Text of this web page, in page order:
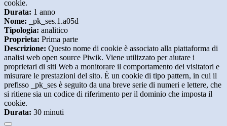
cookie.
Durata: 1 anno
Nome: _pk_ses.1.a05d
Tipologia: analitico
Proprieta: Prima parte
Descrizione: Questo nome di cookie è associato alla piattaforma di
analisi web open source Piwik. Viene utilizzato per aiutare i
proprietari di siti Web a monitorare il comportamento dei visitatori e
misurare le prestazioni del sito. È un cookie di tipo pattern, in cui il
prefisso _pk_ses è seguito da una breve serie di numeri e lettere, che
si ritiene sia un codice di riferimento per il dominio che imposta il
cookie.
Durata: 30 minuti